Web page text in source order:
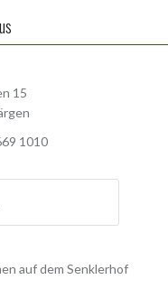
15
1010
auf dem Senklerhof